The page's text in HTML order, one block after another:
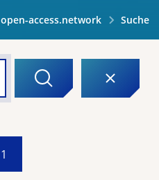
open-access.network Suche
1